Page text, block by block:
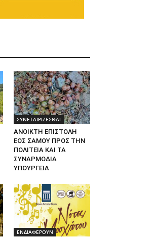
ΣΥΝΕΤΑΙΡΙΖΕΣΘΑΙ
ΑΝΟΙΚΤΗ ΕΠΙΣΤΟΛΗ
ΕΟΣ ΣΑΜΟΥ ΠΡΟΣ ΤΗΝ
ΠΟΛΙΤΕΙΑ ΚΑΙ ΤΑ
ΣΥΝΑΡΜΟΔΙΑ
ΥΠΟΥΡΓΕΙΑ
ΕΝΔΙΑΦΕΡΟΥΝ